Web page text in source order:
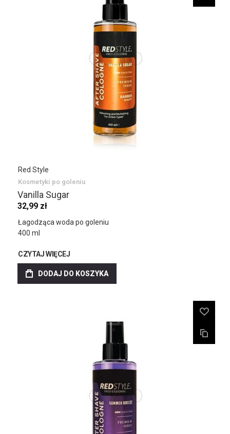
Red Style
Kosmetyki po goleniu
Vanilla Sugar
32,99 zł
Łagodząca woda po goleniu
400 ml
CZYTAJ WIĘCEJ
DODAJ DO KOSZYKA